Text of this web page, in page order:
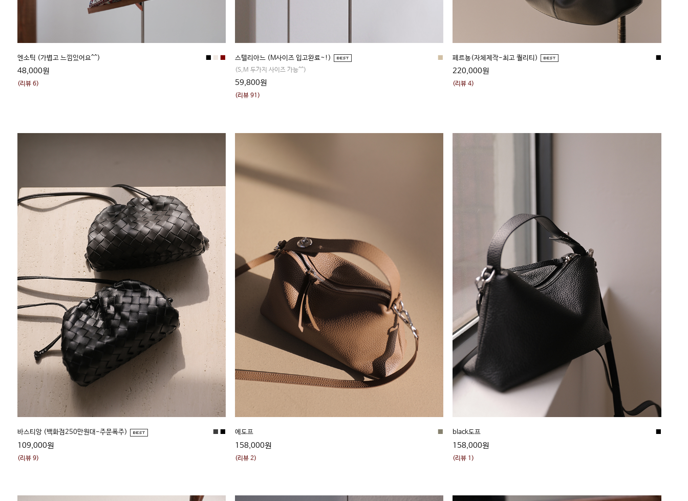
엔소틱 (가볍고 느낌있어요^^)
48,000원
■ ■
(리뷰 6)
스텔리아느 (M사이즈 입고완료~!)
(S,M 두가지 사이즈 가능^^)
59,800원
(리뷰 91)
페르뇽(자체제작-최고 퀄리티)
220,000원
■
(리뷰 4)
바스티앙 (백화점250만원대-주문폭주)
109,000원
(리뷰 9)
에도프
158,000원
(리뷰 2)
black도프
158,000원
(리뷰 1)